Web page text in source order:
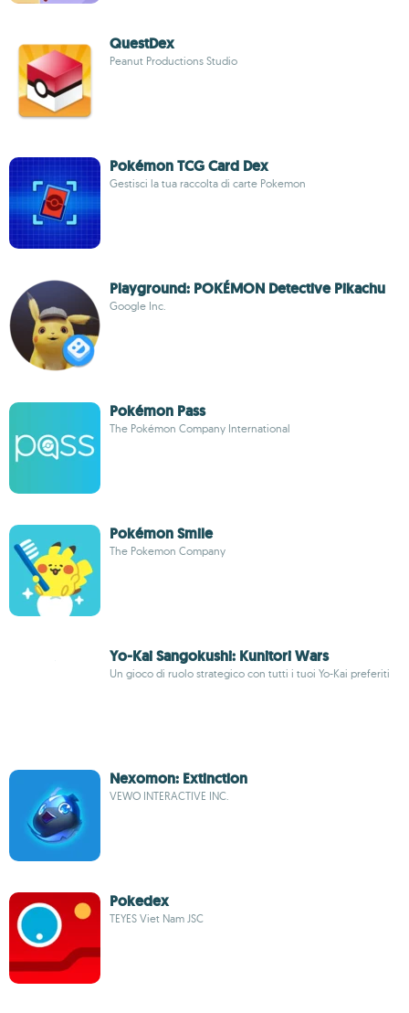
QuestDex
Peanut Productions Studio
Pokémon TCG Card Dex
Gestisci la tua raccolta di carte Pokemon
Playground: POKÉMON Detective Pikachu
Google Inc.
Pokémon Pass
The Pokémon Company International
Pokémon Smile
The Pokemon Company
Yo-Kai Sangokushi: Kunitori Wars
Un gioco di ruolo strategico con tutti i tuoi Yo-Kai preferiti
Nexomon: Extinction
VEWO INTERACTIVE INC.
Pokedex
TEYES Viet Nam JSC